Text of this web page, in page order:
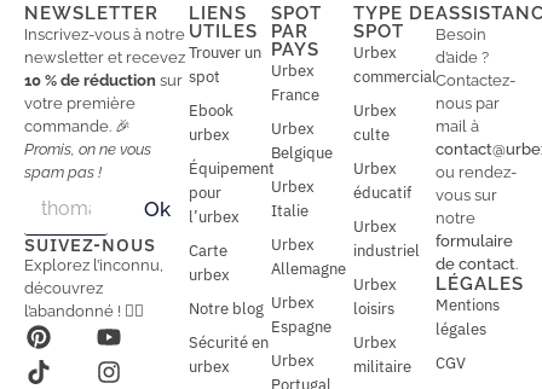
NEWSLETTER
Inscrivez-vous à notre
newsletter et recevez
10 % de réduction sur
votre première
commande. 🎉
Promis, on ne vous
spam pas !
a
i
l
a
i
l
*
Ok
SUIVEZ-NOUS
Explorez l’inconnu,
découvrez
l’abandonné ! 🕵️‍♂️
LIENS
UTILES
Trouver un
spot
Ebook
urbex
Équipement
pour
l’urbex
Carte
urbex
Notre blog
Sécurité en
urbex
SPOT
PAR
PAYS
Urbex
France
Urbex
Belgique
Urbex
Italie
Urbex
Allemagne
Urbex
Espagne
Urbex
Portugal
TYPE DE
SPOT
Urbex
commercial
Urbex
culte
Urbex
éducatif
Urbex
industriel
Urbex
loisirs
Urbex
militaire
Besoin
d’aide ?
Contactez-
nous par
mail à
ou rendez-
vous sur
notre
formulaire
de contact.
LÉGALES
Mentions
légales
CGV